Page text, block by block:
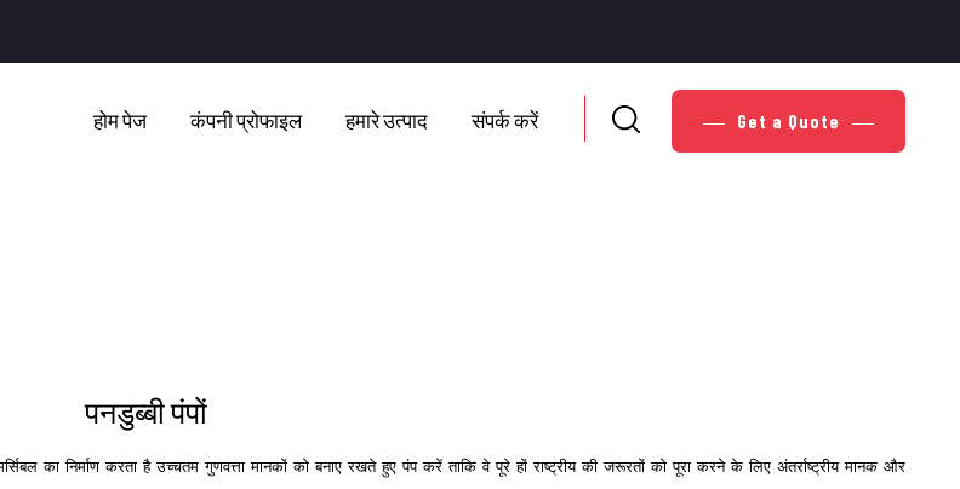
होम पेज कंपनी प्रोफाइल हमारे उत्पाद संपर्क करें Get a Quote
पनडुब्बी पंपों
का निर्माण करता है उच्चतम गुणवत्ता मानकों को बनाए रखते हुए पंप करें ताकि वे पूरे हों राष्ट्रीय की जरूरतों को पूरा करने के लिए अंतर्राष्ट्रीय मानक और